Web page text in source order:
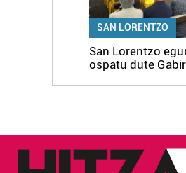
SAN LORENTZO
San Lorentzo
ospatu dute